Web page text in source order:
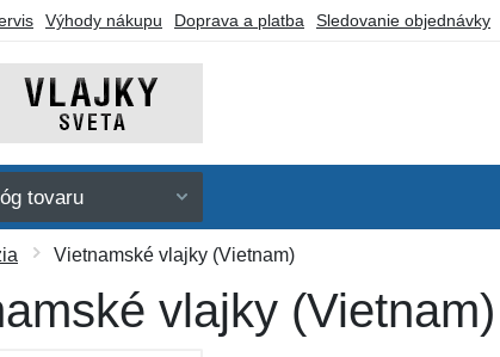
Výhody nákupu Doprava a platba Sledovanie objednávky
tovaru
Vietnamské vlajky (Vietnam)
vlajky (Vietnam)